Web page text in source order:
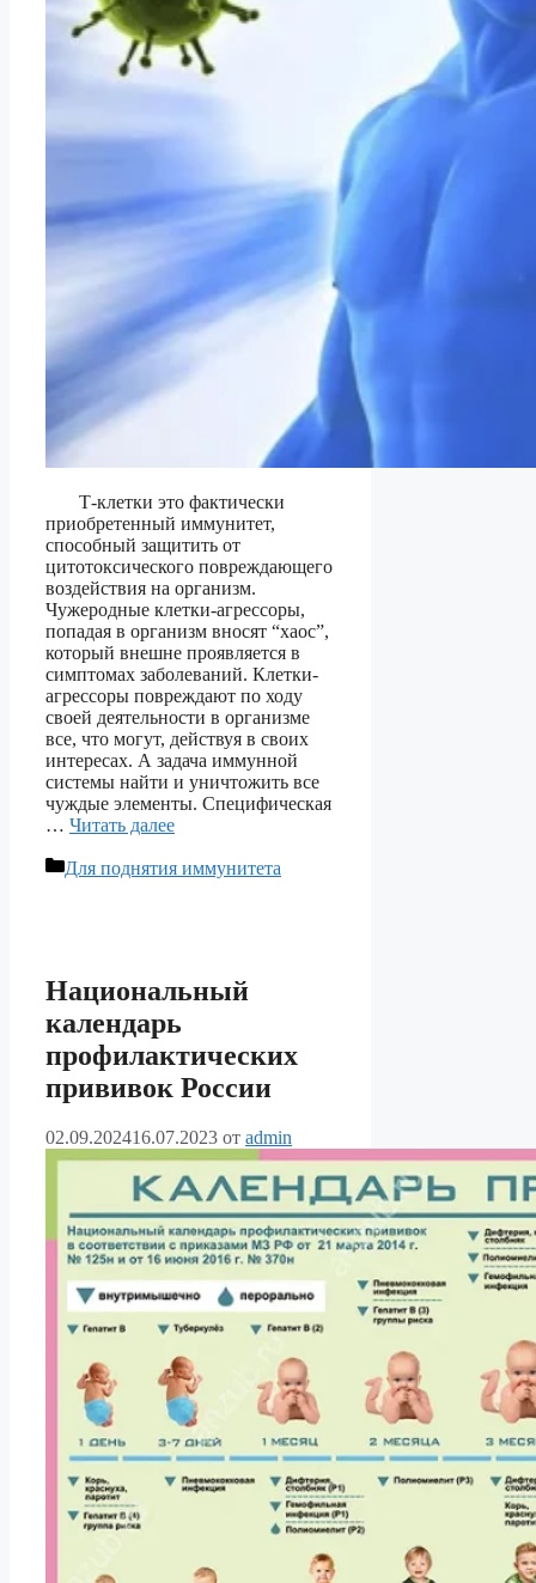
Т-клетки это фактически
приобретенный иммунитет,
способный защитить от
цитотоксического повреждающего
воздействия на организм.
Чужеродные клетки-агрессоры,
попадая в организм вносят “хаос”,
который внешне проявляется в
симптомах заболеваний. Клетки-
агрессоры повреждают по ходу
своей деятельности в организме
все, что могут, действуя в своих
интересах. А задача иммунной
системы найти и уничтожить все
чуждые элементы. Специфическая
… Читать далее
Рубрики
Для поднятия иммунитета
Национальный
календарь
профилактических
прививок России
02.09.202416.07.2023 от admin